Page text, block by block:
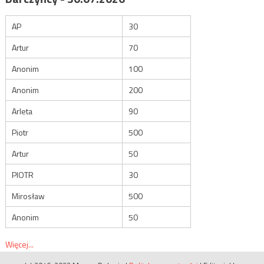
AP
30
Artur
70
Anonim
100
Anonim
200
Arleta
90
Piotr
500
Artur
50
PIOTR
30
Mirosław
500
Anonim
50
Więcej...